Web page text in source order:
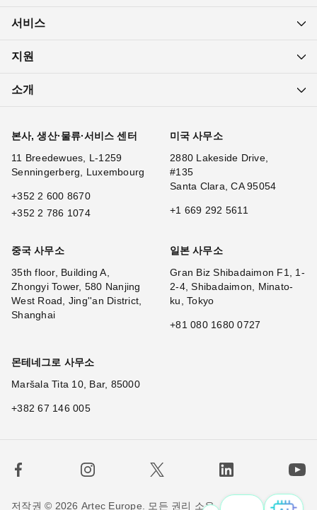
서비스
지원
소개
본사, 생산·물류·서비스 센터
11 Breedewues, L-1259
Senningerberg, Luxembourg
+352 2 600 8670
+352 2 786 1074
미국 사무소
2880 Lakeside Drive,
#135
Santa Clara, CA 95054
+1 669 292 5611
중국 사무소
35th floor, Building A,
Zhongyi Tower, 580 Nanjing
West Road, Jing''an District,
Shanghai
일본 사무소
Gran Biz Shibadaimon F1, 1-
2-4, Shibadaimon, Minato-
ku, Tokyo
+81 080 1680 0727
몬테네그로 사무소
Maršala Tita 10, Bar, 85000
+382 67 146 005
저작권 © 2026 Artec Europe. 모든 권리 소유.